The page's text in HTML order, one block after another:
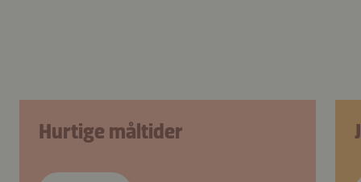
Hurtige måltider